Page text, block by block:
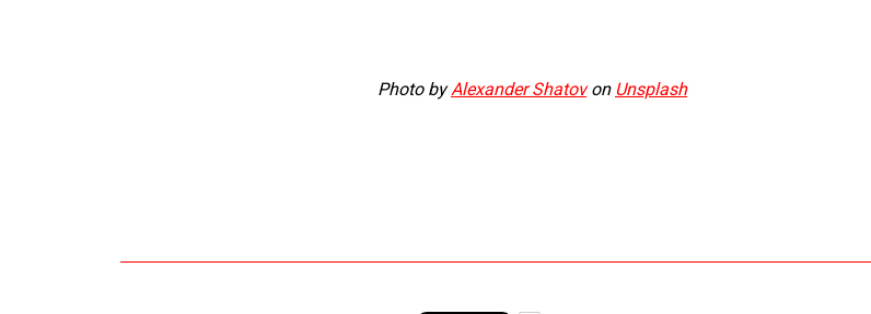
Photo byAlexander Shatovon Unsplash​